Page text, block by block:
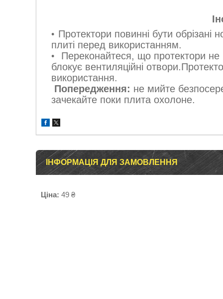
Протектори повинні бути
плиті перед використанням.
Переконайтеся, що протектори
блокує вентиляційні отвори.
використання.
Попередження: не мийте
зачекайте поки плита охолоне.
ІНФОРМАЦІЯ ДЛЯ ЗАМОВЛЕННЯ
Ціна: 49 ₴